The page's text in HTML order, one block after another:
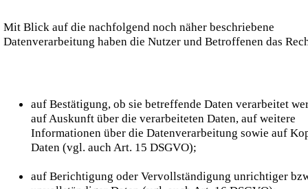
Mit Blick auf die nachfolgend noch näher beschriebene
Datenverarbeitung haben die Nutzer und Betroffenen das
auf Bestätigung, ob sie betreffende Daten verarbeitet
auf Auskunft über die verarbeiteten Daten, auf weitere
Informationen über die Datenverarbeitung sowie auf
Daten (vgl. auch Art. 15 DSGVO);
auf Berichtigung oder Vervollständigung unrichtiger